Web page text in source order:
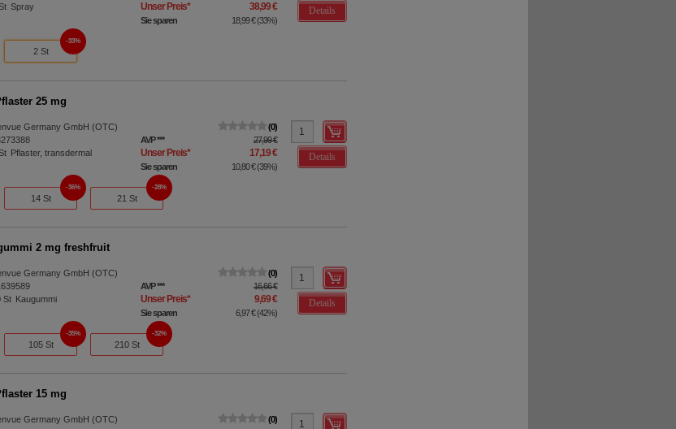
Spray Unser Preis* 38,99 €
Sie sparen 18,99 €(33%)
Details
2 St
33%
25 mg
Germany GmbH (OTC)
Pflaster, transdermal
0
AVP*** 27,99 €
Unser Preis* 17,19 €
Sie sparen 10,80 €(39%)
Details
14 St
36%
21 St
28%
2 mg freshfruit
Germany GmbH (OTC)
St Kaugummi
0
AVP*** 16,66 €
Unser Preis* 9,69 €
Sie sparen 6,97 €(42%)
Details
105 St
35%
210 St
32%
15 mg
Germany GmbH (OTC)
0